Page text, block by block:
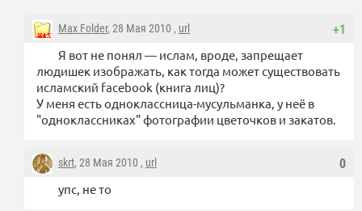
+1
Max Folder, 28 Мая 2010 , url
Я вот не понял — ислам, вроде, запрещает
людишек изображать, как тогда может существовать
исламский facebook (книга лиц)?
У меня есть одноклассница-мусульманка, у неё в
"одноклассниках" фотографии цветочков и закатов.
0
skrt, 28 Мая 2010 , url
упс, не то